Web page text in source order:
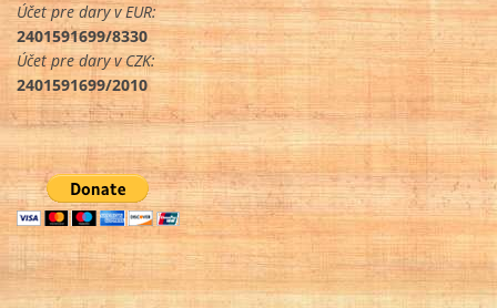
Účet pre dary v EUR:
2401591699/8330
Účet pre dary v CZK:
2401591699/2010